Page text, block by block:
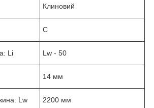
Клиновий
C
Li Lw - 50
14 мм
Lw
2200 мм